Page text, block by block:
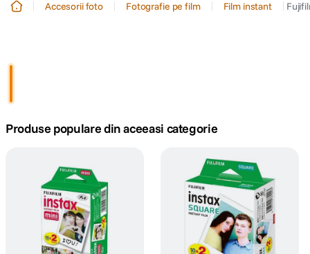
4. peak design
lavaliera
card memorie
Accesorii foto Fotografie pe film Film instant
Produse populare din aceeasi categorie